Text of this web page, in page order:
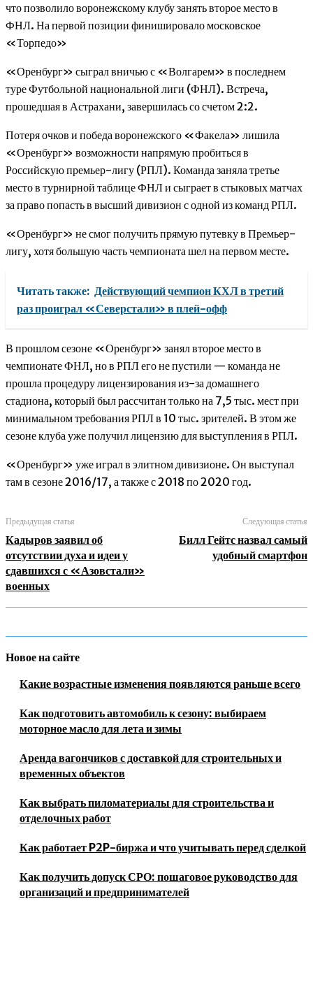
что позволило воронежскому клубу занять второе место в
ФНЛ. На первой позиции финишировало московское
«Торпедо»
«Оренбург» сыграл вничью с «Волгарем» в последнем
туре Футбольной национальной лиги (ФНЛ). Встреча,
прошедшая в Астрахани, завершилась со счетом 2:2.
Потеря очков и победа воронежского «Факела» лишила
«Оренбург» возможности напрямую пробиться в
Российскую премьер-лигу (РПЛ). Команда заняла третье
место в турнирной таблице ФНЛ и сыграет в стыковых матчах
за право попасть в высший дивизион с одной из команд РПЛ.
«Оренбург» не смог получить прямую путевку в Премьер-
лигу, хотя большую часть чемпионата шел на первом месте.
Читать также: Действующий чемпион КХЛ в третий
раз проиграл «Северстали» в плей-офф
В прошлом сезоне «Оренбург» занял второе место в
чемпионате ФНЛ, но в РПЛ его не пустили — команда не
прошла процедуру лицензирования из-за домашнего
стадиона, который был рассчитан только на 7,5 тыс. мест при
минимальном требования РПЛ в 10 тыс. зрителей. В этом же
сезоне клуба уже получил лицензию для выступления в РПЛ.
«Оренбург» уже играл в элитном дивизионе. Он выступал
там в сезоне 2016/17, а также с 2018 по 2020 год.
Предыдущая статья
Кадыров заявил об
отсутствии духа и идеи у
сдавшихся с «Азовстали»
военных
Следующая статья
Билл Гейтс назвал самый
удобный смартфон
Новое на сайте
Какие возрастные изменения появляются раньше всего
Как подготовить автомобиль к сезону: выбираем
моторное масло для лета и зимы
Аренда вагончиков с доставкой для строительных и
временных объектов
Как выбрать пиломатериалы для строительства и
отделочных работ
Как работает P2P-биржа и что учитывать перед сделкой
Как получить допуск СРО: пошаговое руководство для
организаций и предпринимателей